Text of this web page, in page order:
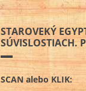
STAROVEKÝ
SCAN alebo KLIK: